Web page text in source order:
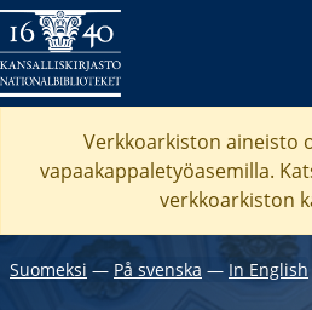
Verkkoarkiston aineisto
vapaakappaletyöasemilla.
verkkoarkiston
Suomeksi ― På svenska ― In English